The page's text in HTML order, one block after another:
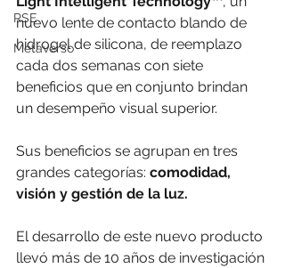
RSE
Metaverso
nuevo lente de contacto blando de
hidrogel de silicona, de reemplazo
cada dos semanas con siete
beneficios que en conjunto brindan
un desempeño visual superior.
Sus beneficios se agrupan en tres
grandes categorías: comodidad,
visión y gestión de la luz.
El desarrollo de este nuevo producto
llevó más de 10 años de investigación